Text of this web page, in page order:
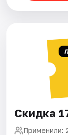
Скидка
Применили: